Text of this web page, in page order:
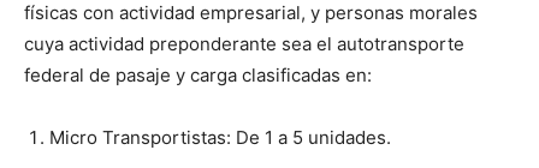
físicas con actividad empresarial, y personas morales
cuya actividad preponderante sea el autotransporte
federal de pasaje y carga clasificadas en:
Micro Transportistas: De 1 a 5 unidades.